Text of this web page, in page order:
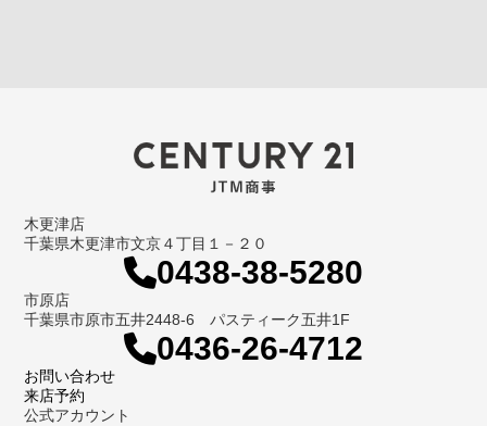
木更津店
千葉県木更津市文京４丁目１－２０
0438-38-5280
市原店
千葉県市原市五井2448-6 パスティーク五井1F
0436-26-4712
お問い合わせ
来店予約
公式アカウント